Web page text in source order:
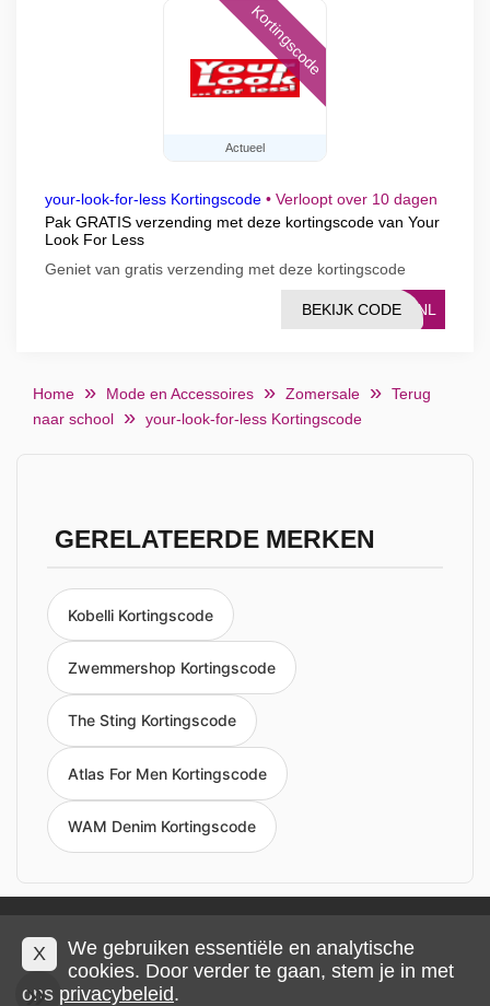
Actueel
Kortingscode
your-look-for-less Kortingscode • Verloopt over 10 dagen
Pak GRATIS verzending met deze kortingscode van Your
Look For Less
Geniet van gratis verzending met deze kortingscode
20NL
BEKIJK CODE
Home Mode en Accessoires Zomersale
Terug
naar school
your-look-for-less Kortingscode
GERELATEERDE MERKEN
Kobelli Kortingscode
Zwemmershop Kortingscode
The Sting Kortingscode
Atlas For Men Kortingscode
WAM Denim Kortingscode
Privacy en cookies Impressum Algemene voorwaarden
© 2026 IMP Multimedia GmbH
X
We gebruiken essentiële en analytische
cookies. Door verder te gaan, stem je in met
ons privacybeleid.